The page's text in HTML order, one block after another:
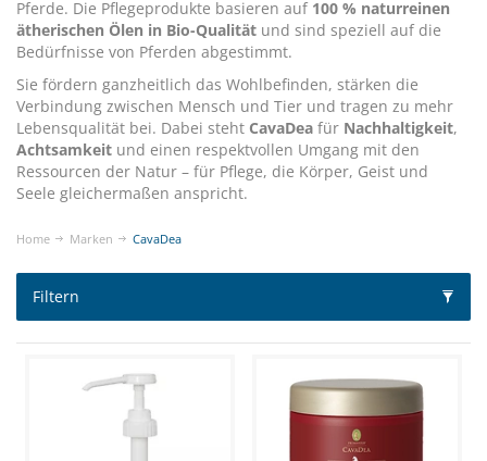
Pferde. Die Pflegeprodukte basieren auf 100 % naturreinen
ätherischen Ölen in Bio-Qualität und sind speziell auf die
Bedürfnisse von Pferden abgestimmt.
Sie fördern ganzheitlich das Wohlbefinden, stärken die
Verbindung zwischen Mensch und Tier und tragen zu mehr
Lebensqualität bei. Dabei steht CavaDea für Nachhaltigkeit,
Achtsamkeit und einen respektvollen Umgang mit den
Ressourcen der Natur – für Pflege, die Körper, Geist und
Seele gleichermaßen anspricht.
Home Marken CavaDea
Filtern